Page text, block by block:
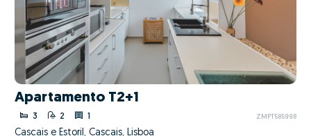
Apartamento T2+1
3 2 1 ZMPT585998
Cascais e Estoril, Cascais, Lisboa